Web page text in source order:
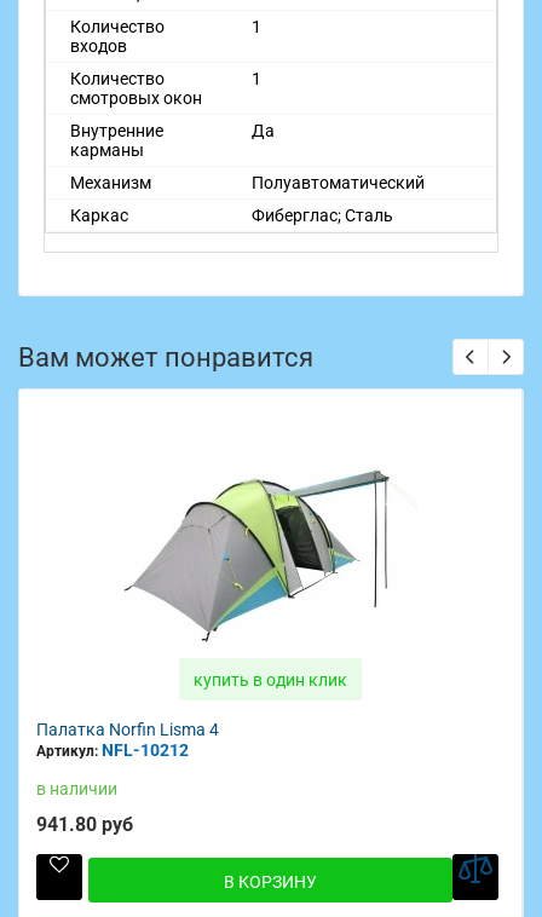
Количество
входов
1
Количество
смотровых окон
1
Внутренние
карманы
Да
Механизм
Полуавтоматический
Каркас
Фиберглас; Сталь
Вам может понравится
купить в один клик
Палатка Norfin Simo 3
Артикул:NFL-10101
353.40 руб
В КОРЗИНУ